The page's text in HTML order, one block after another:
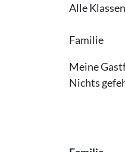
Alle
Familie
Meine
Nichts